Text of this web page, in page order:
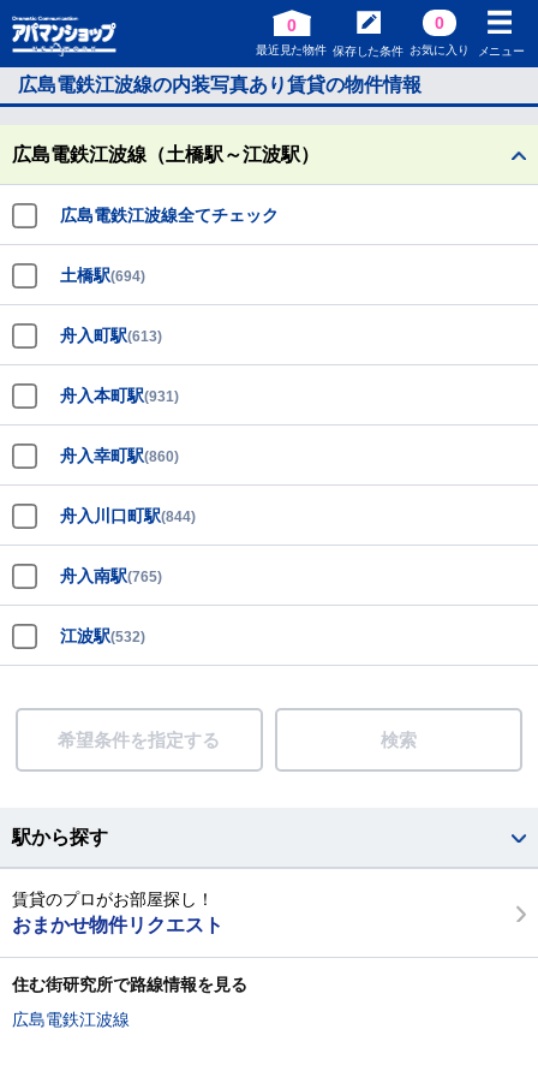
0
最近見た物件 保存した条件
0
お気に入り メニュー
広島電鉄江波線の内装写真あり賃貸の物件情報
広島電鉄江波線（土橋駅～江波駅）
広島電鉄江波線全てチェック
土橋駅(694)
舟入町駅(613)
舟入本町駅(931)
舟入幸町駅(860)
舟入川口町駅(844)
舟入南駅(765)
江波駅(532)
希望条件を指定する 検索
駅から探す
賃貸のプロがお部屋探し！
おまかせ物件リクエスト
住む街研究所で路線情報を見る
広島電鉄江波線